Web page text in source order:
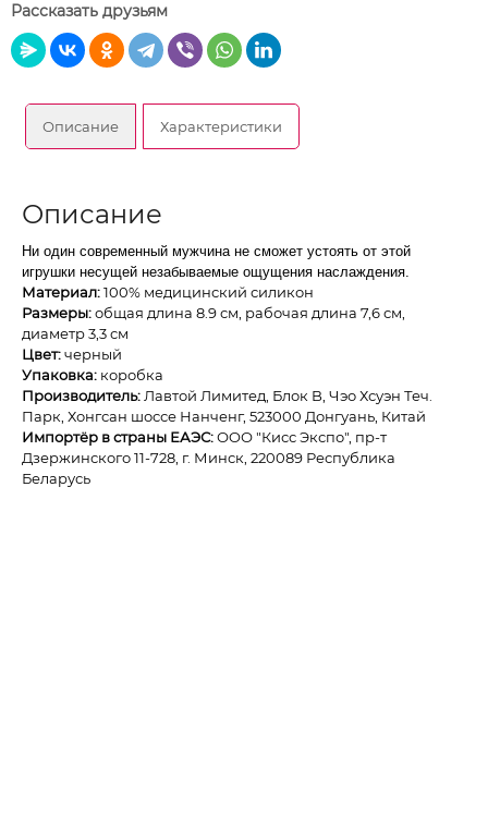
Рассказать друзьям
Описание Характеристики
Описание
Ни один современный мужчина не сможет устоять от этой
игрушки несущей незабываемые ощущения наслаждения.
Материал:100% медицинский силикон
Размеры:общая длина 8.9 см, рабочая длина 7,6 см,
диаметр 3,3 см
Цвет:черный
Упаковка: коробка
Производитель:Лавтой Лимитед, Блок B, Чэо Хсуэн Теч.
Парк, Хонгсан шоссе Нанченг, 523000 Донгуань, Китай
Импортёр в страны ЕАЭС:ОOО "Кисс Экспо", пр-т
Дзержинского 11-728, г. Минск, 220089 Республика
Беларусь